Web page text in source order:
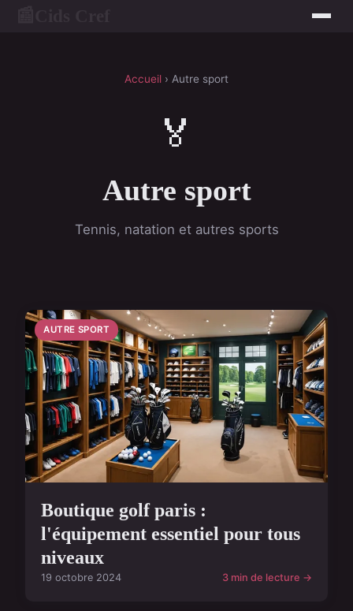
Accueil › Autre sport
🏅
Autre sport
Tennis, natation et autres sports
AUTRE SPORT
Boutique golf paris :
l'équipement essentiel pour tous
niveaux
19 octobre 2024 3 min de lecture →